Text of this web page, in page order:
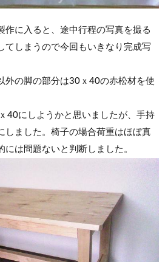
作に入ると、途中行程の写真を撮る
てしまうので今回もいきなり完成写
外の脚の部分は30ｘ40の赤松材を使
40にしようかと思いましたが、手持
しました。椅子の場合荷重はほぼ真
には問題ないと判断しました。